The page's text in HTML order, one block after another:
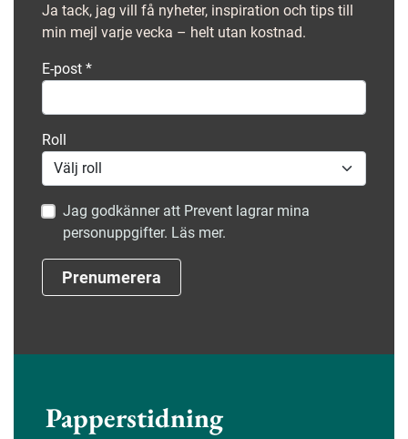
Ja tack, jag vill få nyheter, inspiration och tips till
min mejl varje vecka – helt utan kostnad.
E-post *
Roll
Jag godkänner att Prevent lagrar mina
personuppgifter. Läs mer.
Prenumerera
Papperstidning